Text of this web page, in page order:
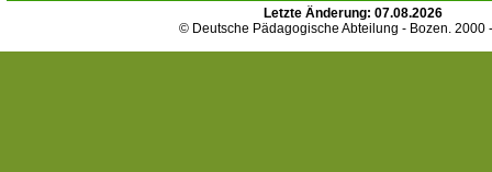
Letzte Änderung: 07.08.2026
© Deutsche Pädagogische Abteilung - Bozen. 2000